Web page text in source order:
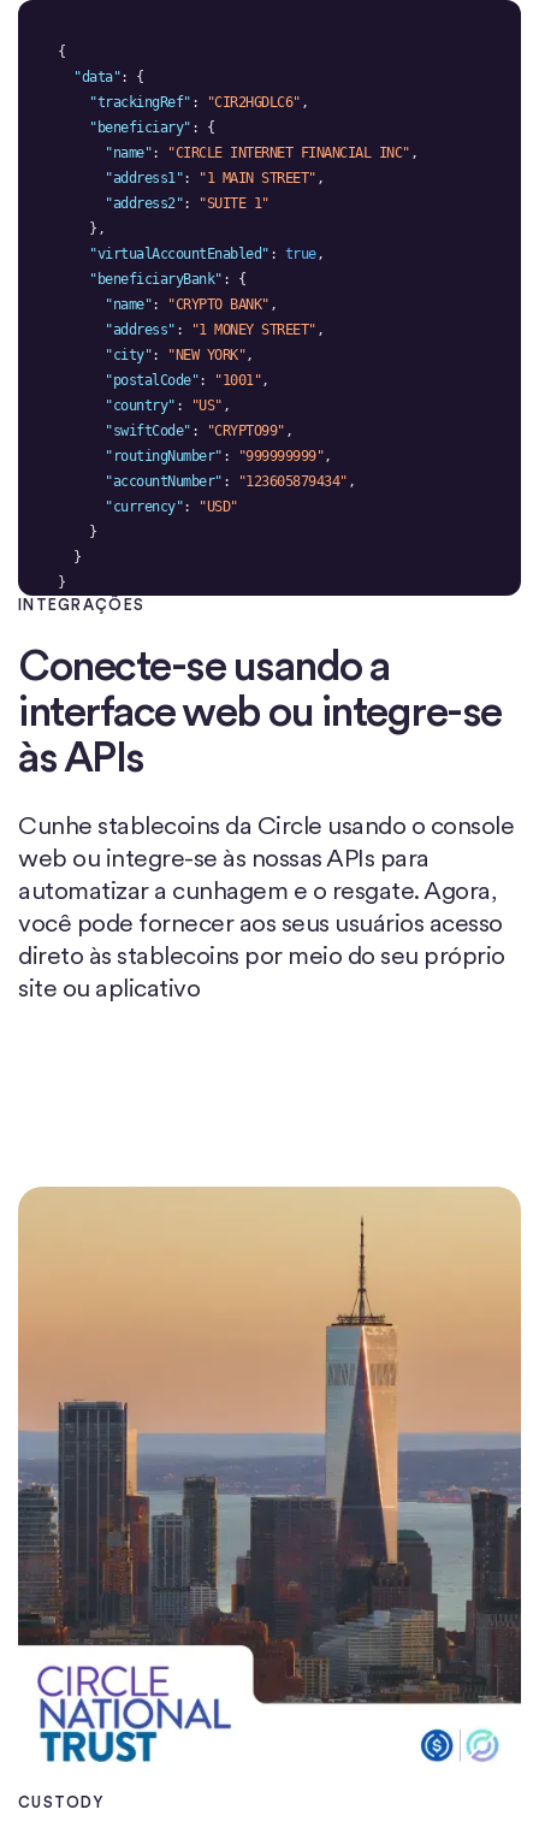
INTEGRAÇÕES
Conecte-se usando a
interface web ou integre-se
às APIs
Cunhe stablecoins da Circle usando o console
web ou integre-se às nossas APIs para
automatizar a cunhagem e o resgate. Agora,
você pode fornecer aos seus usuários acesso
direto às stablecoins por meio do seu próprio
site ou aplicativo
"data"
"trackingRef" : "CIR2HGDLC6"
"beneficiary"
"name": "CIRCLE INTERNET FINANCIAL INC"
"address1": "1 MAIN STREET"
"address2":
"SUITE 1"
"virtualAccountEnabled" : true
"beneficiaryBank"
"name": "CRYPTO BANK"
"address" : "1 MONEY STREET"
"city": "NEW YORK"
"postalCode": "1001"
"country" : "US"
"swiftCode" : "CRYPTO99"
"routingNumber" : "999999999"
"accountNumber" : "123605879434"
"currency":
"USD"
}
CUSTODY